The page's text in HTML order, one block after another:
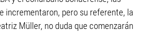
incrementaron, pero su referente, la
Müller, no duda que comenzarán